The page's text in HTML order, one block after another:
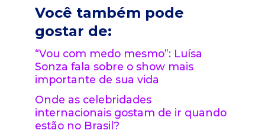
Você também pode
gostar de:
“Vou com medo mesmo”: Luísa
Sonza fala sobre o show mais
importante de sua vida
Onde as celebridades
internacionais gostam de ir quando
estão no Brasil?